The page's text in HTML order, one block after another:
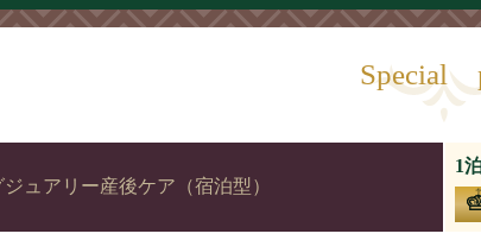
Special
ュアリー産後ケア（宿泊型）
1